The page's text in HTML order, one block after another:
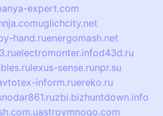
expert.com
uglichcity.net
hand.ruenergomash.net
electromonter.infod43d.ru
lexus-sense.runpr.su
inform.ruereko.ru
zbi.bizhuntdown.info
stroymnogo.com